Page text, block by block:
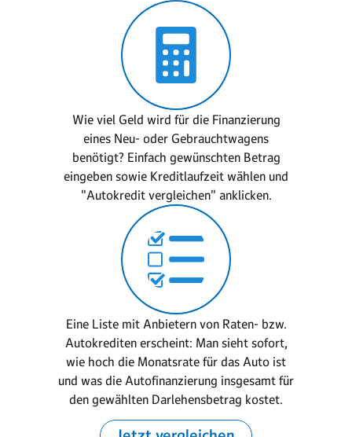
Wie viel Geld wird für die Finanzierung
eines Neu- oder Gebrauchtwagens
benötigt? Einfach gewünschten Betrag
eingeben sowie Kreditlaufzeit wählen und
"Autokredit vergleichen" anklicken.
Eine Liste mit Anbietern von Raten- bzw.
Autokrediten erscheint: Man sieht sofort,
wie hoch die Monatsrate für das Auto ist
und was die Autofinanzierung insgesamt für
den gewählten Darlehensbetrag kostet.